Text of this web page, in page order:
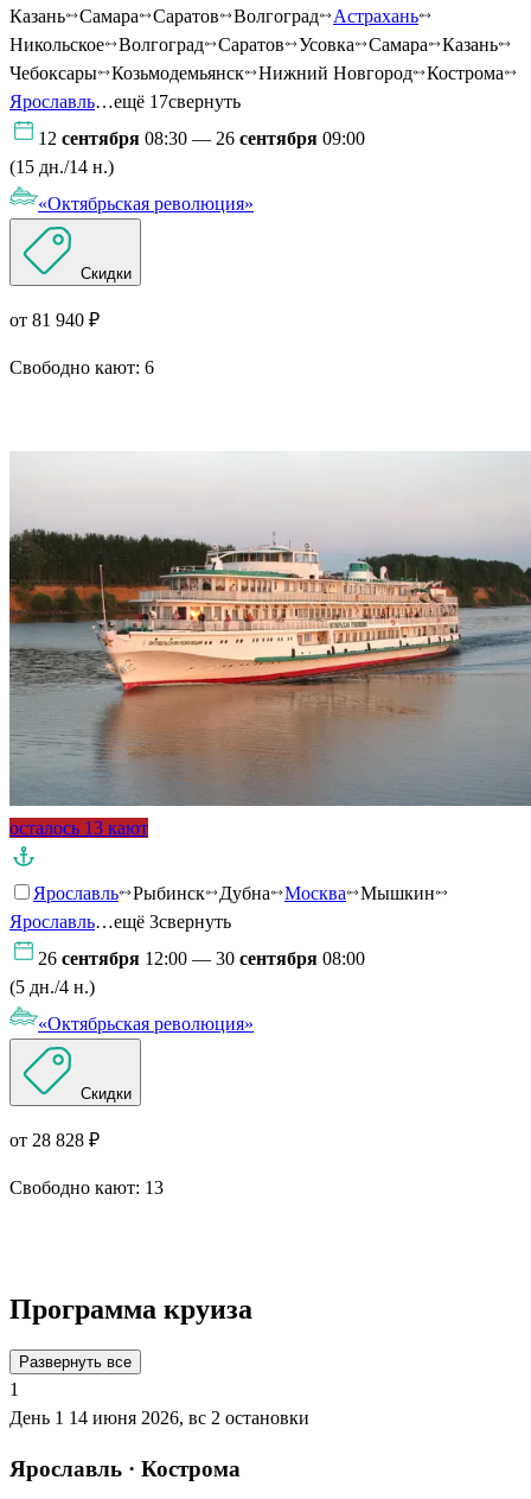
Казань
Самара Саратов Волгоград
Астрахань
Никольское
Волгоград Саратов Усовка Самара
Казань
Чебоксары
Козьмодемьянск Нижний Новгород
Кострома
Ярославль…ещё 17свернуть
12 сентября 08:30 — 26 сентября 09:00
(15 дн./14 н.)
«Октябрьская революция»
Скидки
от 81 940 ₽
Свободно кают: 6
осталось 13 кают
Ярославль Рыбинск Дубна Москва
Мышкин
Ярославль…ещё 3свернуть
26 сентября 12:00 — 30 сентября 08:00
(5 дн./4 н.)
«Октябрьская революция»
Скидки
от 28 828 ₽
Свободно кают: 13
Программа круиза
Развернуть все
1
День 1 14 июня 2026, вс 2 остановки
Ярославль · Кострома